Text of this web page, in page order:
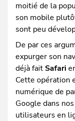
moitié de la
son mobile
sont peu
De par ces
expurger son
déjà faitSafari
Cette opération
numérique de
Google dans
utilisateurs en